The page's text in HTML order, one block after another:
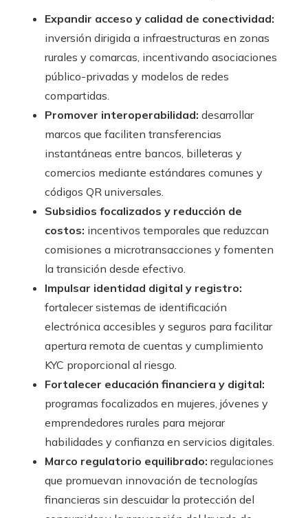
Expandir acceso y calidad de conectividad:
inversión dirigida a infraestructuras en zonas
rurales y comarcas, incentivando asociaciones
público-privadas y modelos de redes
compartidas.
Promover interoperabilidad: desarrollar
marcos que faciliten transferencias
instantáneas entre bancos, billeteras y
comercios mediante estándares comunes y
códigos QR universales.
Subsidios focalizados y reducción de
costos: incentivos temporales que reduzcan
comisiones a microtransacciones y fomenten
la transición desde efectivo.
Impulsar identidad digital y registro:
fortalecer sistemas de identificación
electrónica accesibles y seguros para facilitar
apertura remota de cuentas y cumplimiento
KYC proporcional al riesgo.
Fortalecer educación financiera y digital:
programas focalizados en mujeres, jóvenes y
emprendedores rurales para mejorar
habilidades y confianza en servicios digitales.
Marco regulatorio equilibrado: regulaciones
que promuevan innovación de tecnologías
financieras sin descuidar la protección del